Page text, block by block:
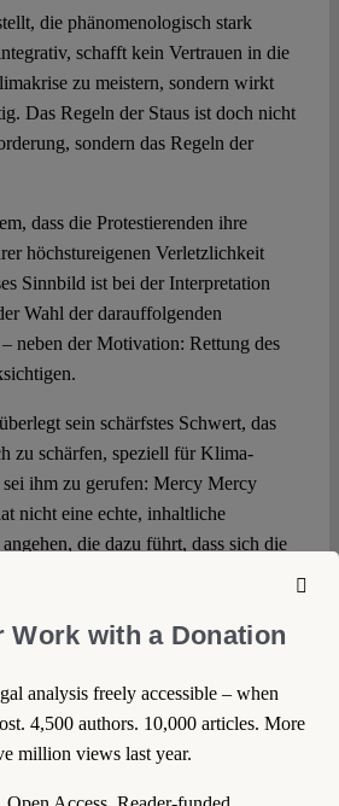
die phänomenologisch stark
schafft kein Vertrauen in die
zu meistern, sondern wirkt
Das Regeln der Staus ist doch nicht
sondern das Regeln der
dass die Protestierenden ihre
höchstureigenen Verletzlichkeit
Sinnbild ist bei der Interpretation
Wahl der darauffolgenden
neben der Motivation: Rettung des
sein schärfstes Schwert, das
zu schärfen, speziell für Klima-
sei ihm zu gerufen: Mercy Mercy
nicht eine echte, inhaltliche
die dazu führt, dass sich die
Bedenken
dass nicht die Höhe der
Work with a Donation
analysis freely accessible – when
4,500 authors. 10,000 articles. More
million views last year.